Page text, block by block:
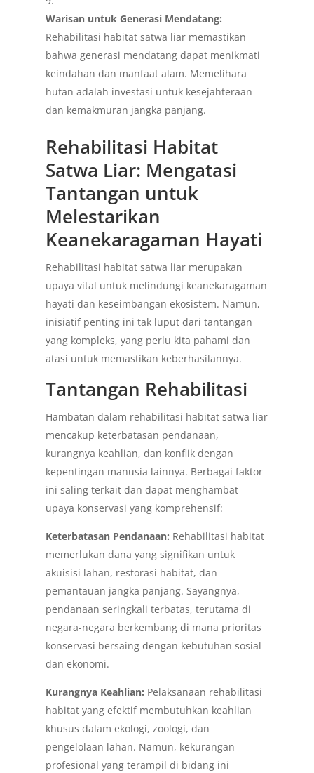
Warisan untuk Generasi Mendatang:
Rehabilitasi habitat satwa liar memastikan
bahwa generasi mendatang dapat menikmati
keindahan dan manfaat alam. Memelihara
hutan adalah investasi untuk kesejahteraan
dan kemakmuran jangka panjang.
Rehabilitasi Habitat
Satwa Liar: Mengatasi
Tantangan untuk
Melestarikan
Keanekaragaman Hayati
Rehabilitasi habitat satwa liar merupakan
upaya vital untuk melindungi keanekaragaman
hayati dan keseimbangan ekosistem. Namun,
inisiatif penting ini tak luput dari tantangan
yang kompleks, yang perlu kita pahami dan
atasi untuk memastikan keberhasilannya.
Tantangan Rehabilitasi
Hambatan dalam rehabilitasi habitat satwa liar
mencakup keterbatasan pendanaan,
kurangnya keahlian, dan konflik dengan
kepentingan manusia lainnya. Berbagai faktor
ini saling terkait dan dapat menghambat
upaya konservasi yang komprehensif:
Keterbatasan Pendanaan: Rehabilitasi habitat
memerlukan dana yang signifikan untuk
akuisisi lahan, restorasi habitat, dan
pemantauan jangka panjang. Sayangnya,
pendanaan seringkali terbatas, terutama di
negara-negara berkembang di mana prioritas
konservasi bersaing dengan kebutuhan sosial
dan ekonomi.
Kurangnya Keahlian: Pelaksanaan rehabilitasi
habitat yang efektif membutuhkan keahlian
khusus dalam ekologi, zoologi, dan
pengelolaan lahan. Namun, kekurangan
profesional yang terampil di bidang ini